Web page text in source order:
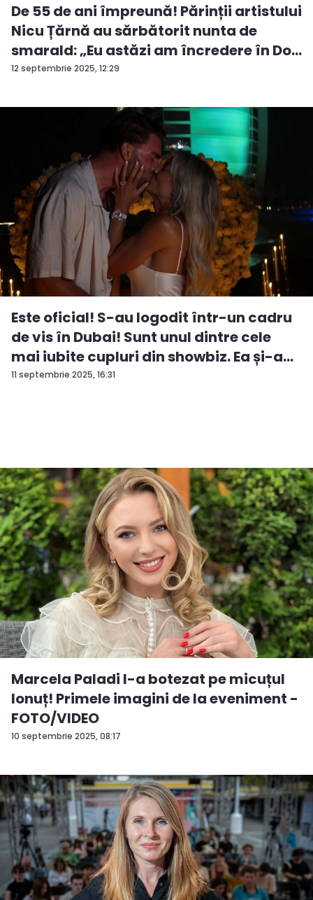
12 septembrie 2025, 12:29
De 55 de ani împreună! Părinții artistului
Nicu Țărnă au sărbătorit nunta de
smarald: „Eu astăzi am încredere în Do...
11 septembrie 2025, 16:31
Este oficial! S-au logodit într-un cadru
de vis în Dubai! Sunt unul dintre cele
mai iubite cupluri din showbiz. Ea și-a
e...
10 septembrie 2025, 08:17
Marcela Paladi l-a botezat pe micuțul
Ionuț! Primele imagini de la eveniment -
FOTO/VIDEO